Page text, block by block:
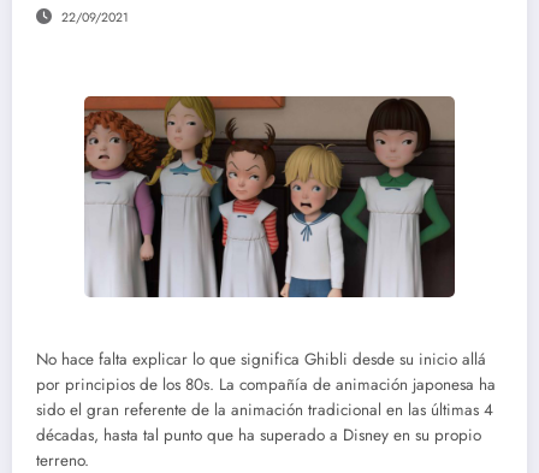
22/09/2021
No hace falta explicar lo que significa Ghibli desde su inicio allá
por principios de los 80s. La compañía de animación japonesa ha
sido el gran referente de la animación tradicional en las últimas 4
décadas, hasta tal punto que ha superado a Disney en su propio
terreno.